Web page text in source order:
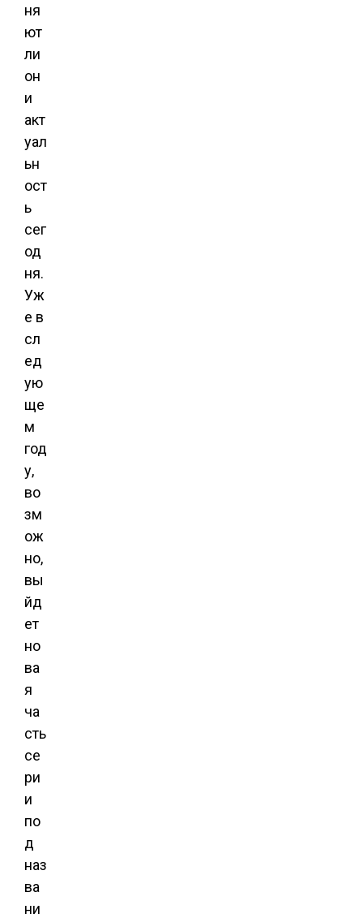
ня
ют
ли
он
и
акт
уал
ьн
ост
ь
сег
од
ня.
Уж
е в
сл
ед
ую
ще
м
год
у,
во
зм
ож
но,
вы
йд
ет
но
ва
я
ча
сть
се
ри
и
по
д
наз
ва
ни